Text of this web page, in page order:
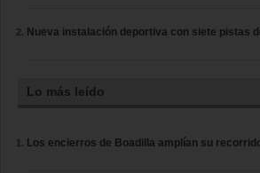
Nueva instalación deportiva con siete pistas
Lo más leído
Los encierros de Boadilla amplían su